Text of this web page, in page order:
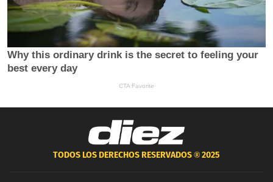
TODOS LOS DERECHOS RESERVADOS ®2025